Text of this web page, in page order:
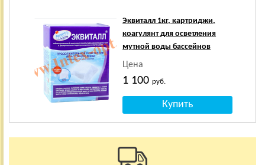
Эквиталл 1кг, картриджи,
коагулянт для осветления
мутной воды бассейнов
Цена
1 100руб.